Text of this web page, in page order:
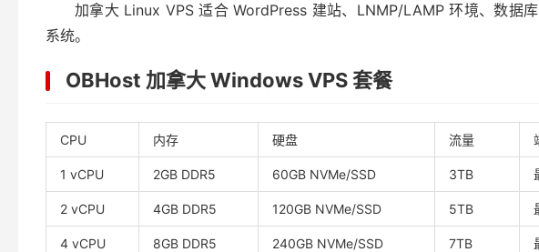
加拿大 Linux VPS 适合 WordPress 建站、LNMP/LAMP 环境、数据
系统。
OBHost 加拿大 Windows VPS 套餐
CPU 内存 硬盘 流量
1 vCPU 2GB DDR5 60GB NVMe/SSD 3TB
2 vCPU 4GB DDR5 120GB NVMe/SSD 5TB
4 vCPU 8GB DDR5 240GB NVMe/SSD 7TB